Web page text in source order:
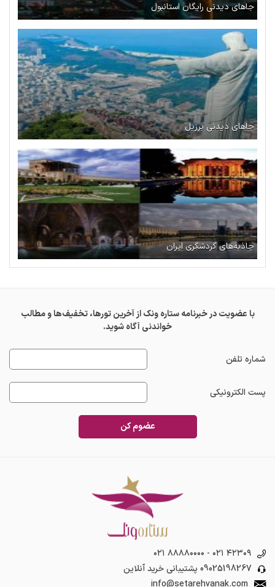
جاهای دیدنی رایگان استانبول
جاهای دیدنی برزیل
جاذبه‌های گردشگری ایران
با عضویت در خبرنامه ستاره ونک از آخرین تورها، تخفیف‌ها و مطالب
خواندنی آگاه شوید.
شماره تلفن
پست الکترونیکی
عضوم کن
۰۲۱ ۸۸۸۸۰۰۰۰ - ۰۲۱ ۴۲۳۰۹
09025198267 پشتیبانی خرید آنلاین